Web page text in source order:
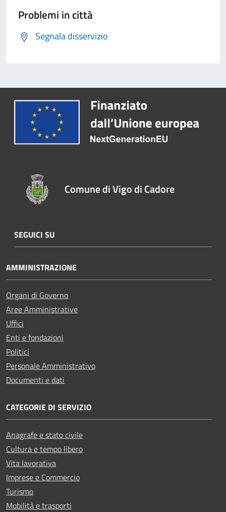
Problemi in città
Segnala disservizio
Comune di Vigo di Cadore
SEGUICI SU
AMMINISTRAZIONE
Organi di Governo
Aree Amministrative
Uffici
Enti e fondazioni
Politici
Personale Amministrativo
Documenti e dati
CATEGORIE DI SERVIZIO
Anagrafe e stato civile
Cultura e tempo libero
Vita lavorativa
Imprese e Commercio
Turismo
Mobilità e trasporti